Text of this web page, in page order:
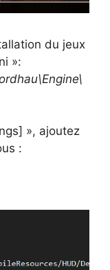
du jeux
»:
», ajoutez
: